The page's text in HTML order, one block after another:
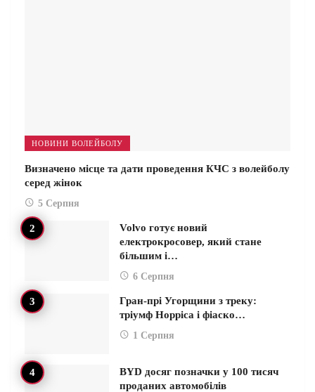
НОВИНИ ВОЛЕЙБОЛУ
Визначено місце та дати проведення КЧС з волейболу
серед жінок
5 Серпня
Volvo готує новий
електрокросовер, який стане
більшим і…
6 Серпня
Гран-прі Угорщини з треку:
тріумф Норріса і фіаско…
1 Серпня
BYD досяг позначки у 100 тисяч
проданих автомобілів